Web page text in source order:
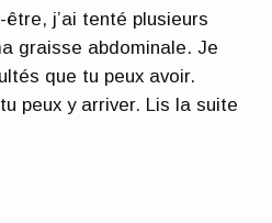
j’ai tenté plusieurs
graisse abdominale. Je
que tu peux avoir.
peux y arriver. Lis la suite